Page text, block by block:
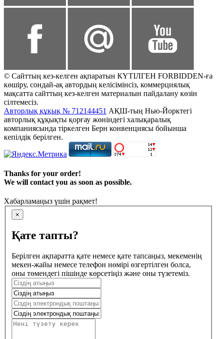
© Сайттың кез-келген ақпаратын КҮТІЛГЕН FORBIDDEN-ға
көшіру, сондай-ақ автордың келісімінсіз, коммерциялық
мақсатта сайттың кез-келген материалын пайдалану көзін
сілтемесіз.
Авторлық құқық № 712144451 АҚШ-тың Нью-Йорктегі
авторлық құқықты қорғау жөніндегі халықаралық
компаниясында тіркелген Берн конвенциясы бойынша
кепілдік берілген.
Thanks for your order!
We will contact you as soon as possible.
Хабарламаңыз үшін рақмет!
×
Қате тапты?
Берілген ақпаратта қате немесе қате тапсаңыз, мекеменің
мекен-жайы немесе телефон нөмірі өзгертілген болса,
оны төмендегі пішінде көрсетіңіз және оны түзетеміз.